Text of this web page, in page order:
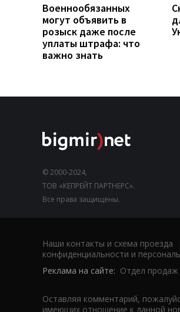
Военнообязанных
могут объявить в
розыск даже после
уплаты штрафа: что
важно знать
© 2000-2024,
ТОВ «КЕПРЕЙТ ПАРТНЕРС».
Все права защищены.
Наши контакты и схема проезда
конфиденциальности и
Реклама на сайте: Отдел
Оставляя комментарий,
имеющих отношение к данной